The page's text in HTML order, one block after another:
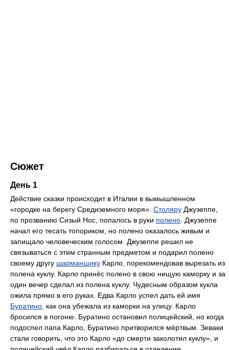
Сюжет
День 1
Действие сказки происходит в Италии в вымышленном
«городке на берегу Средиземного моря». Столяру Джузеппе,
по прозванию Сизый Нос, попалось в руки полено . Джузеппе
начал его тесать топориком, но полено оказалось живым и
запищало человеческим голосом. Джузеппе решил не
связываться с этим странным предметом и подарил полено
своему другу шарманщику Карло, порекомендовав вырезать из
полена куклу. Карло принёс полено в свою нищую каморку и за
один вечер сделал из полена куклу. Чудесным образом кукла
ожила прямо в его руках. Едва Карло успел дать ей имя
Буратино , как она убежала из каморки на улицу. Карло
бросился в погоню. Буратино остановил полицейский, но когда
подоспел папа Карло, Буратино притворился мёртвым. Зеваки
стали говорить, что это Карло «до смерти заколотил куклу», и